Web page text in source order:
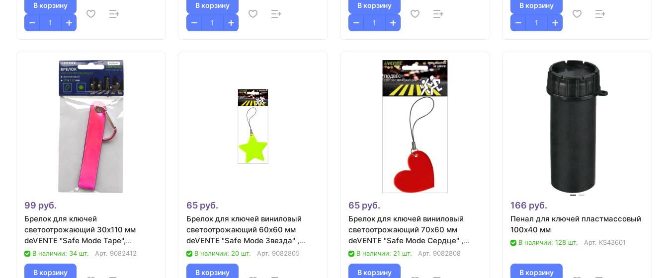
В корзину В корзину В корзину В корзину
99 руб.
Брелок для ключей
светоотрожающий 30х110 мм
deVENTE "Safe Mode Tape",
розовый/25
В наличии: 34 шт. Арт. 9082412
В корзину
65 руб.
Брелок для ключей виниловый
светоотрожающий 60х60 мм
deVENTE "Safe Mode Звезда" ,
желтый
В наличии: 20 шт. Арт. 9082805
В корзину
65 руб.
Брелок для ключей виниловый
светоотрожающий 70х60 мм
deVENTE "Safe Mode Сердце" ,
розовый/25
В наличии: 21 шт. Арт. 9082808
В корзину
166 руб.
Пенал для ключей пластмассовый
100х40 мм
В наличии: 128 шт. Арт. KS43601
В корзину